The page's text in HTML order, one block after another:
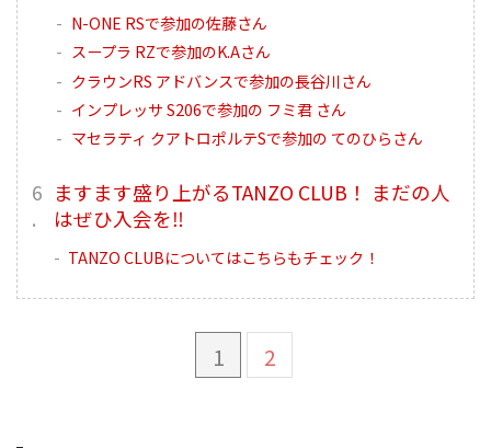
N-ONE RSで参加の佐藤さん
スープラ RZで参加のK.Aさん
クラウンRS アドバンスで参加の長谷川さん
インプレッサ S206で参加の フミ君 さん
マセラティ クアトロポルテSで参加の てのひらさん
ますます盛り上がるTANZO CLUB！ まだの人
はぜひ入会を‼︎
TANZO CLUBについてはこちらもチェック！
1 2